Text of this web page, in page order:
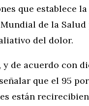
que establece la
de la Salud
del dolor.
y de acuerdo con
que el 95
están